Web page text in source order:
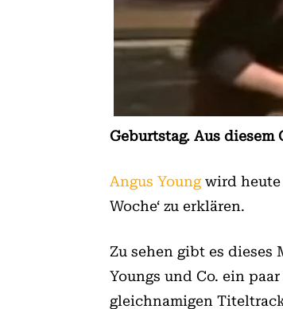
Geburtstag. Aus diesem
Angus Youngwird heute
Woche‘ zu erklären.
Zu sehen gibt es dieses
Youngs und Co. ein
gleichnamigen